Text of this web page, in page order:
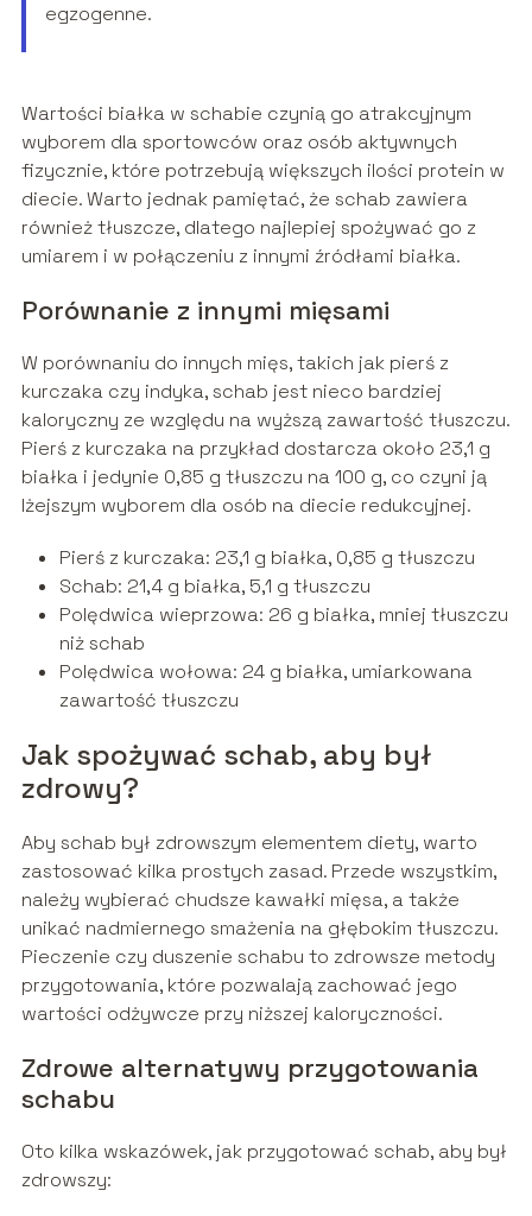
egzogenne.
Wartości białka w schabie czynią go atrakcyjnym
wyborem dla sportowców oraz osób aktywnych
fizycznie, które potrzebują większych ilości protein w
diecie. Warto jednak pamiętać, że schab zawiera
również tłuszcze, dlatego najlepiej spożywać go z
umiarem i w połączeniu z innymi źródłami białka.
Porównanie z innymi mięsami
W porównaniu do innych mięs, takich jak pierś z
kurczaka czy indyka, schab jest nieco bardziej
kaloryczny ze względu na wyższą zawartość tłuszczu.
Pierś z kurczaka na przykład dostarcza około 23,1 g
białka i jedynie 0,85 g tłuszczu na 100 g, co czyni ją
lżejszym wyborem dla osób na diecie redukcyjnej.
Pierś z kurczaka: 23,1 g białka, 0,85 g tłuszczu
Schab: 21,4 g białka, 5,1 g tłuszczu
Polędwica wieprzowa: 26 g białka, mniej tłuszczu
niż schab
Polędwica wołowa: 24 g białka, umiarkowana
zawartość tłuszczu
Jak spożywać schab, aby był
zdrowy?
Aby schab był zdrowszym elementem diety, warto
zastosować kilka prostych zasad. Przede wszystkim,
należy wybierać chudsze kawałki mięsa, a także
unikać nadmiernego smażenia na głębokim tłuszczu.
Pieczenie czy duszenie schabu to zdrowsze metody
przygotowania, które pozwalają zachować jego
wartości odżywcze przy niższej kaloryczności.
Zdrowe alternatywy przygotowania
schabu
Oto kilka wskazówek, jak przygotować schab, aby był
zdrowszy: